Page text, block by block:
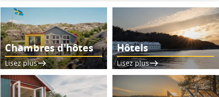
Chambres d'hôtes
Lisez plus
Hôtels
Lisez plus